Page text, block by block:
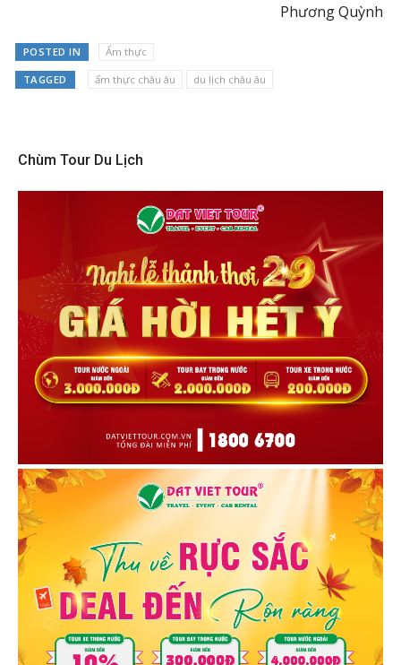
Phương Quỳnh
POSTED IN Ẩm thực
TAGGED ẩm thực châu âu du lịch châu âu
Chùm Tour Du Lịch